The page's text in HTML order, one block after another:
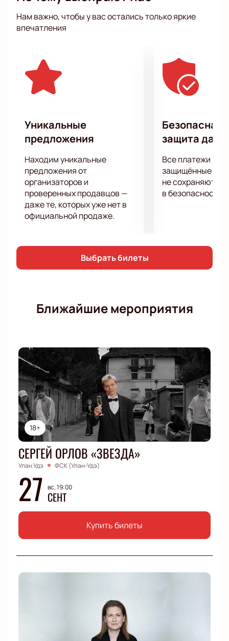
гаджетами и прочими веяниями.
Каждый концерт Improv Comedy Show комиков по-
поэтому запасайтесь свободными гигабайтами
памяти для шуток, которые буквально на ваших
глазах уйдут в народ.
Нам важно, чтобы у вас остались только яркие
впечатления
Уникальные
предложения
Находим уникальные
предложения от
организаторов и
проверенных продавцов —
даже те, которых уже нет в
официальной продаже.
Безопасная
защита
Все платежи
защищённые
не сохраняются
в безопасности.
Выбрать билеты
Ближайшие мероприятия
18+
СЕРГЕЙ ОРЛОВ «ЗВЕЗДА»
Улан Удэ ФСК (Улан-Удэ)
27 вс, 19:00
СЕНТ
Купить билеты